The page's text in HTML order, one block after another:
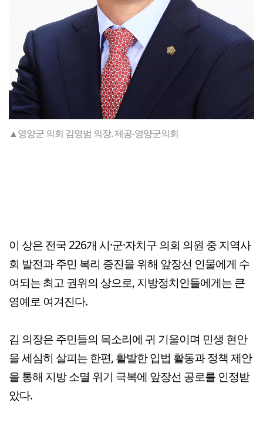
▲영양군 의회 김영범 의장. 제공-영양군의회
이 상은 전국 226개 시·군·자치구 의회 의원 중 지역사
회 발전과 주민 복리 증진을 위해 앞장선 인물에게 수
여되는 최고 권위의 상으로, 지방정치인들에게는 큰
영예로 여겨진다.
김 의장은 주민들의 목소리에 귀 기울이며 민생 현안
을 세심히 살피는 한편, 활발한 입법 활동과 정책 제안
을 통해 지방 소멸 위기 극복에 앞장선 공로를 인정받
았다.